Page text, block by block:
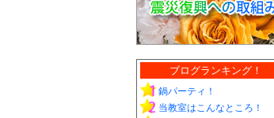
ブログランキング！
鍋パーティ！
当教室はこんなところ！